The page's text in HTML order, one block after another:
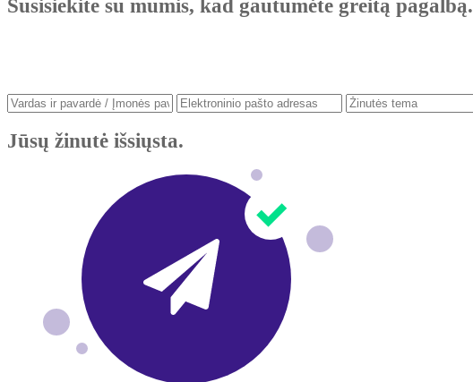
Susisiekite su mumis, kad gautumėte greitą pagalbą.
Jūsų žinutė išsiųsta.